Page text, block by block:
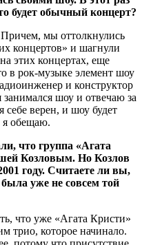
будет обычный концерт?
мы оттолкнулись
концертов» и шагнули
этих концертах, еще
в рок-музыке элемент шоу
и конструктор
шоу и отвечаю за
верен, и шоу будет
я обещаю.
что группа «Агата
Козловым. Но Козлов
году. Считаете ли вы,
уже не совсем той
что уже «Агата Кристи»
трио, которое начинало.